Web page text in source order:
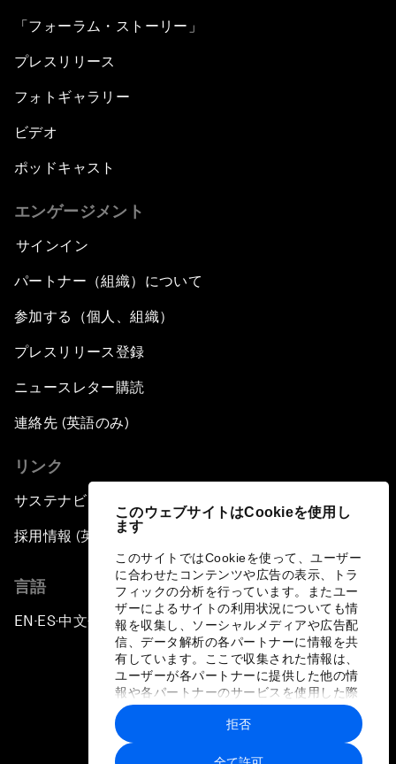
このウェブサイトはCookieを使用し
ます
このサイトではCookieを使って、ユーザー
に合わせたコンテンツや広告の表示、トラ
フィックの分析を行っています。またユー
ザーによるサイトの利用状況についても情
報を収集し、ソーシャルメディアや広告配
信、データ解析の各パートナーに情報を共
有しています。ここで収集された情報は、
ユーザーが各パートナーに提供した他の情
報や各パートナーのサービスを使用した際
に収集された情報と組み合わされ、各パー
トナーによって使用されることがありま
す。
拒否
「フォーラム・ストーリー」
プレスリリース
フォトギャラリー
ビデオ
ポッドキャスト
エンゲージメント
サインイン
パートナー（組織）について
参加する（個人、組織）
プレスリリース登録
ニュースレター購読
連絡先 (英語のみ)
リンク
サステナビリティへの取り組み
採用情報 (英語のみ)
言語
EN ▪ES▪中文▪ 日本語
プライバシーポリシーと利用規約